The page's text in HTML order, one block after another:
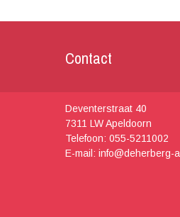
Contact
Deventerstraat 40
7311 LW Apeldoorn
Telefoon: 055-5211002
E-mail: info@deherberg-